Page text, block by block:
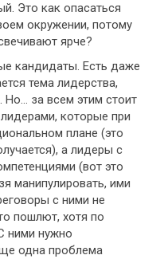
Это как опасаться
окружении, потому
ярче?
кандидаты. Есть даже
тема лидерства,
Но… за всем этим стоит
которые при
плане (это
а лидеры с
(вот это
манипулировать, ими
с ними не
пошлют, хотя по
ними нужно
одна проблема